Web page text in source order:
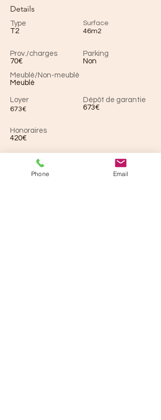
Details
Type
T2
Surface
46m2
Prov./charges
70€
Parking
Non
Meublé/Non-meublé
Meublé
Loyer
673€
Dépôt de garantie
673€
Honoraires
420€
Adresse de la location
14 Rue Chaudrier 2eme etage, 17000 La
Phone Email